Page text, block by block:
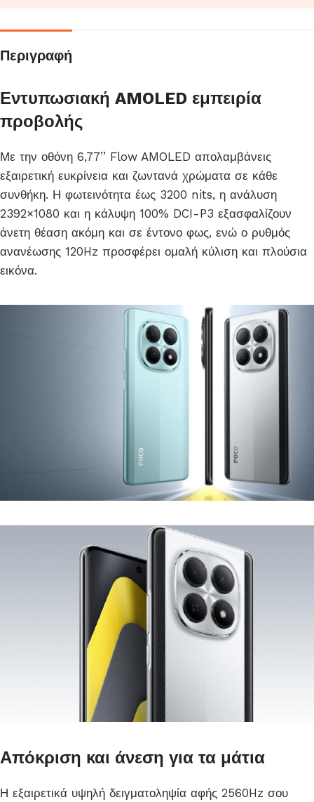
Περιγραφή
Εντυπωσιακή AMOLED εμπειρία
προβολής
Με την οθόνη 6,77’’ Flow AMOLED απολαμβάνεις
εξαιρετική ευκρίνεια και ζωντανά χρώματα σε κάθε
συνθήκη. Η φωτεινότητα έως 3200 nits, η ανάλυση
2392×1080 και η κάλυψη 100% DCI-P3 εξασφαλίζουν
άνετη θέαση ακόμη και σε έντονο φως, ενώ ο ρυθμός
ανανέωσης 120Hz προσφέρει ομαλή κύλιση και πλούσια
εικόνα.
Απόκριση και άνεση για τα μάτια
Η εξαιρετικά υψηλή δειγματοληψία αφής 2560Hz σου